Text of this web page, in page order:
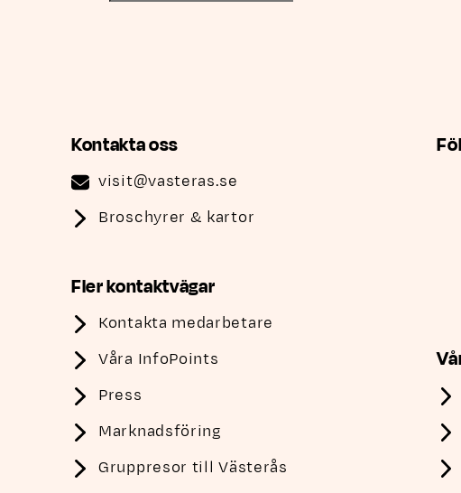
Kontakta oss
visit@vasteras.se
Broschyrer & kartor
Fler kontaktvägar
Kontakta medarbetare
Våra InfoPoints
Press
Marknadsföring
Gruppresor till Västerås